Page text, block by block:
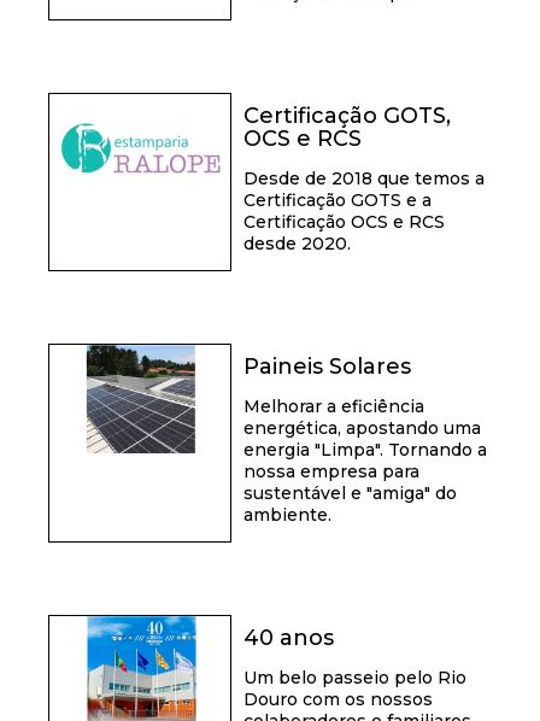
Certificação GOTS,
OCS e RCS
Desde de 2018 que temos a
Certificação GOTS e a
Certificação OCS e RCS
desde 2020.
Paineis Solares
Melhorar a eficiência
energética, apostando uma
energia "Limpa". Tornando a
nossa empresa para
sustentável e "amiga" do
ambiente.
40 anos
Um belo passeio pelo Rio
Douro com os nossos